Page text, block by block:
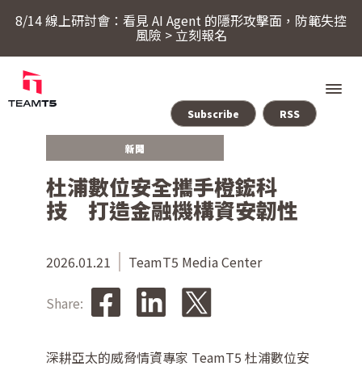
8/14 線上研討會：看見 AI Agent 的隱形攻擊面，防範失控
風險 > 立刻報名
關於 TeamT5
新聞
Subscribe RSS
杜浦數位安全攜手橙鋐科
技 打造金融機構資安韌性
2026.01.21 TeamT5 Media Center
Share:
深耕亞太的威脅情資專家 TeamT5 杜浦數位安